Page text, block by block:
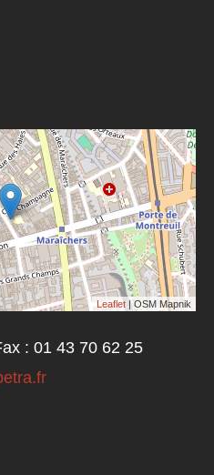
Leaflet | OSM Mapnik
: 01 43 70 62 25